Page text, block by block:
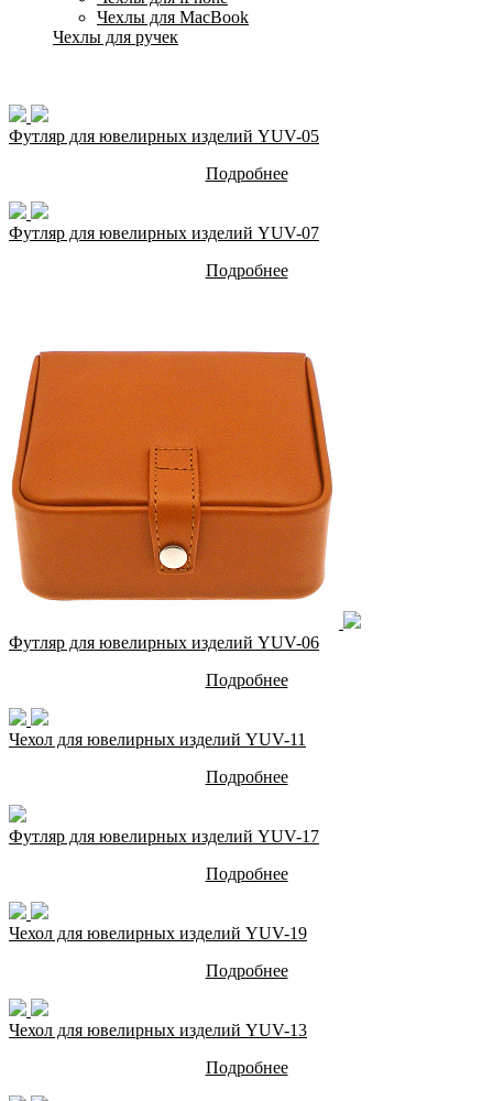
Чехлы для MacBook
Чехлы для ручек
Футляр для ювелирных изделий YUV-05
Подробнее
Футляр для ювелирных изделий YUV-07
Подробнее
Футляр для ювелирных изделий YUV-06
Подробнее
Чехол для ювелирных изделий YUV-11
Подробнее
Футляр для ювелирных изделий YUV-17
Подробнее
Чехол для ювелирных изделий YUV-19
Подробнее
Чехол для ювелирных изделий YUV-13
Подробнее